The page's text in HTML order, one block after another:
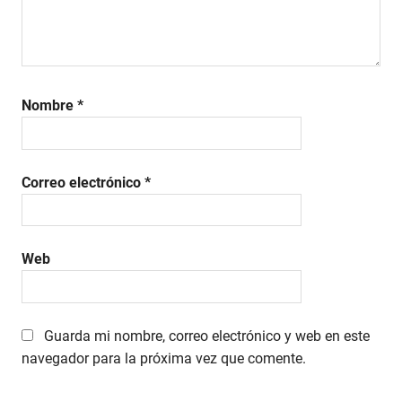
Nombre *
Correo electrónico *
Web
Guarda mi nombre, correo electrónico y web en este
navegador para la próxima vez que comente.